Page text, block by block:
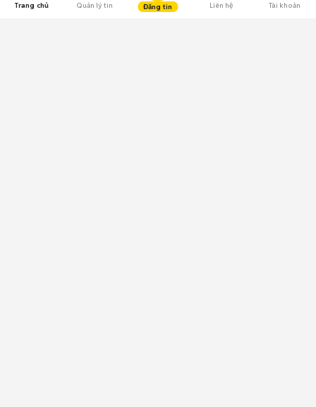
Trang chủ Quản lý tin Đăng tin Liên hệ Tài khoản